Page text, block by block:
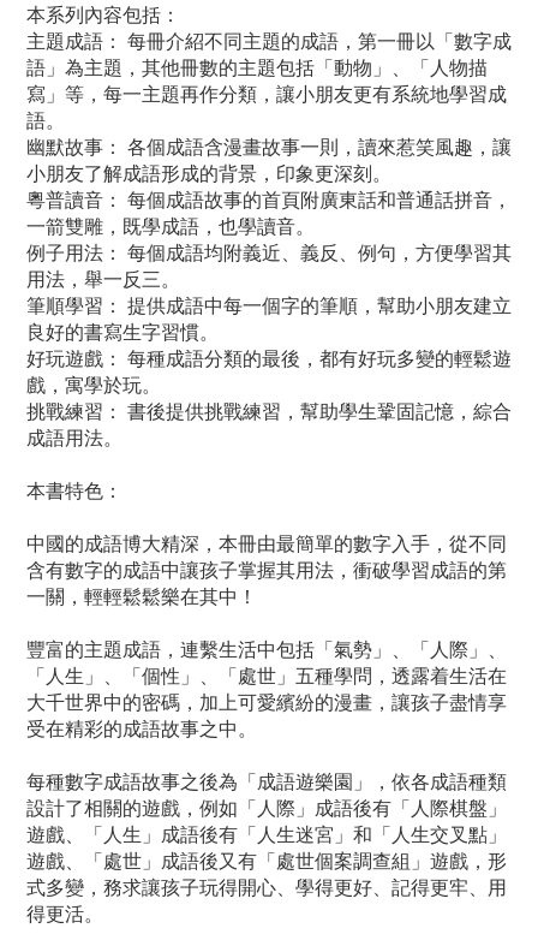
本系列內容包括：
主題成語： 每冊介紹不同主題的成語，第一冊以「數字成
語」為主題，其他冊數的主題包括「動物」、「人物描
寫」等，每一主題再作分類，讓小朋友更有系統地學習成
語。
幽默故事： 各個成語含漫畫故事一則，讀來惹笑風趣，讓
小朋友了解成語形成的背景，印象更深刻。
粵普讀音： 每個成語故事的首頁附廣東話和普通話拼音，
一箭雙雕，既學成語，也學讀音。
例子用法： 每個成語均附義近、義反、例句，方便學習其
用法，舉一反三。
筆順學習： 提供成語中每一個字的筆順，幫助小朋友建立
良好的書寫生字習慣。
好玩遊戲： 每種成語分類的最後，都有好玩多變的輕鬆遊
戲，寓學於玩。
挑戰練習： 書後提供挑戰練習，幫助學生鞏固記憶，綜合
成語用法。
本書特色：
中國的成語博大精深，本冊由最簡單的數字入手，從不同
含有數字的成語中讓孩子掌握其用法，衝破學習成語的第
一關，輕輕鬆鬆樂在其中！
豐富的主題成語，連繫生活中包括「氣勢」、「人際」、
「人生」、「個性」、「處世」五種學問，透露着生活在
大千世界中的密碼，加上可愛繽紛的漫畫，讓孩子盡情享
受在精彩的成語故事之中。
每種數字成語故事之後為「成語遊樂園」，依各成語種類
設計了相關的遊戲，例如「人際」成語後有「人際棋盤」
遊戲、「人生」成語後有「人生迷宮」和「人生交叉點」
遊戲、「處世」成語後又有「處世個案調查組」遊戲，形
式多變，務求讓孩子玩得開心、學得更好、記得更牢、用
得更活。